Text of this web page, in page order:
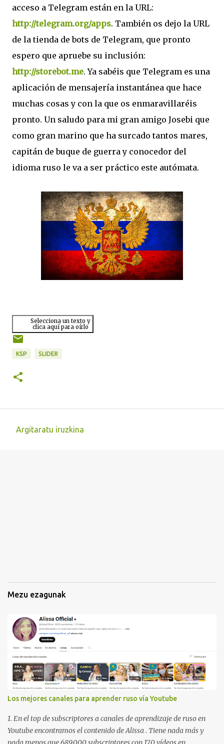
acceso a Telegram están en la URL:
http://telegram.org/apps. También os dejo la URL
de la tienda de bots de Telegram, que pronto
espero que apruebe su inclusión:
http://storebot.me. Ya sabéis que Telegram es una
aplicación de mensajería instantánea que hace
muchas cosas y con la que os enmaravillaréis
pronto. Un saludo para mi gran amigo Josebi que
como gran marino que ha surcado tantos mares,
capitán de buque de guerra y conocedor del
idioma ruso le va a ser práctico este autómata.
Selecciona un texto y
clica aquí para oírlo
KSP SLIDER
Argitaratu iruzkina
Mezu ezagunak
Los mejores canales para aprender ruso vía Youtube
1. En el top de subscriptores a canales de aprendizaje de ruso en
Youtube encontramos el contenido de Alissa . Tiene nada más y